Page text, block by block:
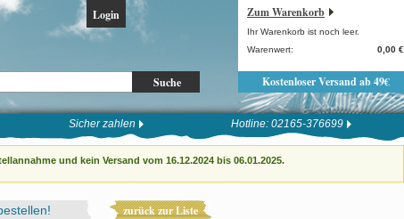
Suche
Login Zum Warenkorb
Ihr Warenkorb ist noch leer.
Warenwert:
0,00 €
Kostenloser Versand ab 49€
Sicher zahlen Hotline: 02165-376699
und kein Versand vom 16.12.2024 bis 06.01.2025.
zurück zur Liste